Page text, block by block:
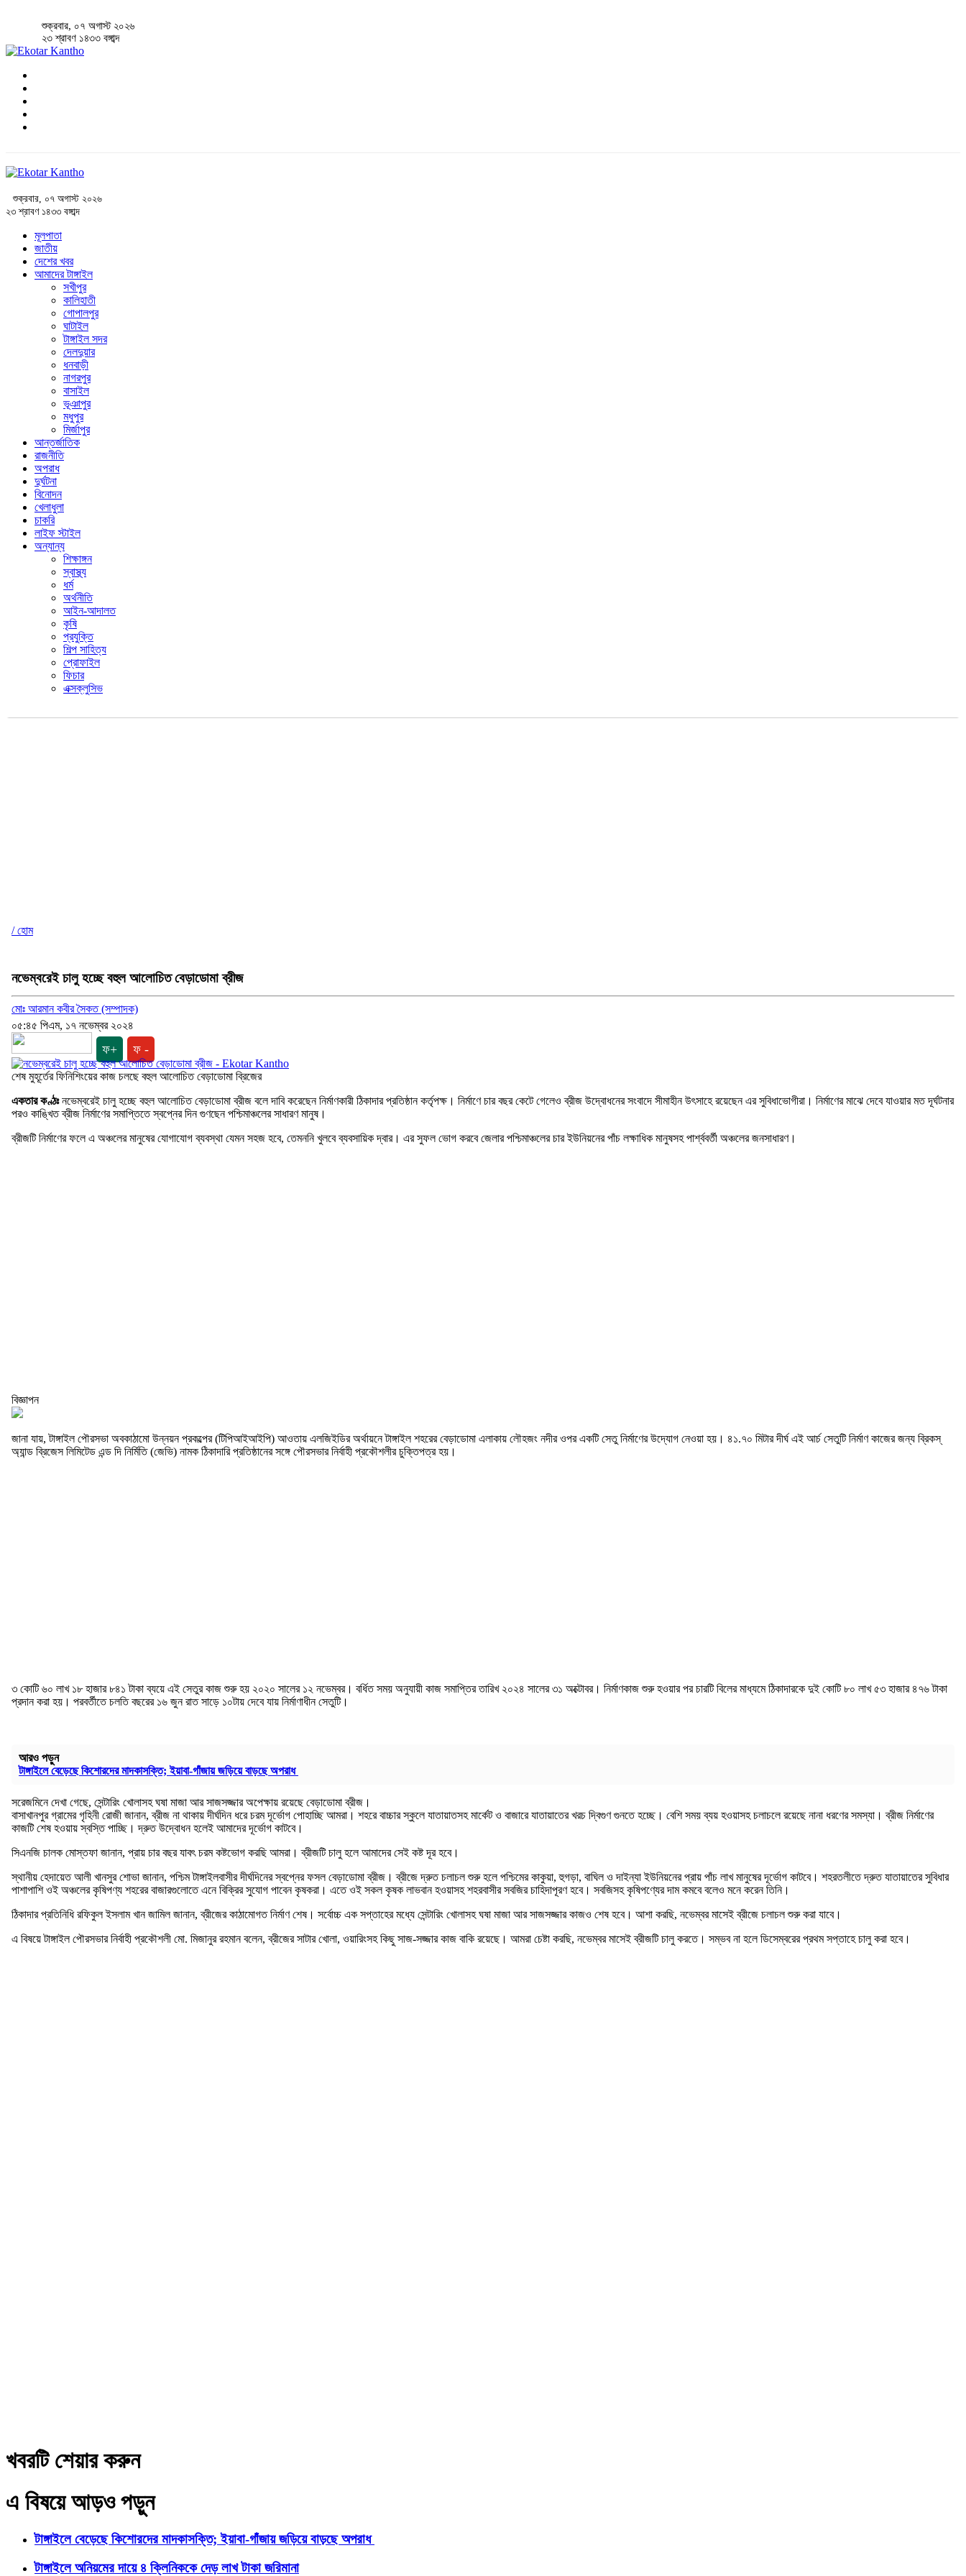
শুক্রবার, ০৭ অগাস্ট ২০২৬
২৩ শ্রাবণ ১৪৩৩ বঙ্গাব্দ
শুক্রবার, ০৭ অগাস্ট ২০২৬
২৩ শ্রাবণ ১৪৩৩ বঙ্গাব্দ
মূলপাতা
জাতীয়
দেশের খবর
আমাদের টাঙ্গাইল
সখীপুর
কালিহাতী
গোপালপুর
ঘাটাইল
টাঙ্গাইল সদর
দেলদুয়ার
ধনবাড়ী
নাগরপুর
বাসাইল
ভূঞাপুর
মধুপুর
মির্জাপুর
আন্তর্জাতিক
রাজনীতি
অপরাধ
দুর্ঘটনা
বিনোদন
খেলাধুলা
চাকরি
লাইফ স্টাইল
অন্যান্য
শিক্ষাঙ্গন
স্বাস্থ্য
ধর্ম
অর্থনীতি
আইন-আদালত
কৃষি
প্রযুক্তি
শিল্প সাহিত্য
প্রোফাইল
ফিচার
এক্সক্লুসিভ
/ হোম
নভেম্বরেই চালু হচ্ছে বহুল আলোচিত বেড়াডোমা ব্রীজ
মোঃ আরমান কবীর সৈকত (সম্পাদক)
০৫:৪৫ পিএম, ১৭ নভেম্বর ২০২৪
ফ+ ফ -
শেষ মুহূর্তের ফিনিশিংয়ের কাজ চলছে বহুল আলোচিত বেড়াডোমা ব্রিজের
একতার কণ্ঠঃনভেম্বরেই চালু হচ্ছে বহুল আলোচিত বেড়াডোমা ব্রীজ বলে দাবি করেছেন নির্মাণকারী ঠিকাদার প্রতিষ্ঠান কর্তৃপক্ষ। নির্মাণে চার বছর কেটে গেলেও ব্রীজ উদ্বোধনের সংবাদে সীমাহীন উৎসাহে রয়েছেন এর সুবিধাভোগীরা। নির্মাণের মাঝে দেবে যাওয়ার মত দূর্ঘটনার
পরও কাঙ্খিত ব্রীজ নির্মাণের সমাপ্তিতে স্বপ্নের দিন গুণছেন পশ্চিমাঞ্চলের সাধারণ মানুষ।
ব্রীজটি নির্মাণের ফলে এ অঞ্চলের মানুষের যোগাযোগ ব্যবস্থা যেমন সহজ হবে, তেমননি খুলবে ব্যবসায়িক দ্বার। এর সুফল ভোগ করবে জেলার পশ্চিমাঞ্চলের চার ইউনিয়নের পাঁচ লক্ষাধিক মানুষসহ পার্শ্ববর্তী অঞ্চলের জনসাধারণ।
বিজ্ঞাপন
জানা যায়, টাঙ্গাইল পৌরসভা অবকাঠামো উন্নয়ন প্রকল্পের (টিপিআইআইপি) আওতায় এলজিইডির অর্থায়নে টাঙ্গাইল শহরের বেড়াডোমা এলাকায় লৌহজং নদীর ওপর একটি সেতু নির্মাণের উদ্যোগ নেওয়া হয়। ৪১.৭০ মিটার দীর্ঘ এই আর্চ সেতুটি নির্মাণ কাজের জন্য ব্রিকস্
অ্যান্ড ব্রিজেস লিমিটেড এন্ড দি নির্মিতি (জেভি) নামক ঠিকাদারি প্রতিষ্ঠানের সঙ্গে পৌরসভার নির্বাহী প্রকৌশলীর চুক্তিপত্র হয়।
৩ কোটি ৬০ লাখ ১৮ হাজার ৮৪১ টাকা ব্যয়ে এই সেতুর কাজ শুরু হয় ২০২০ সালের ১২ নভেম্বর। বর্ধিত সময় অনুযায়ী কাজ সমাপ্তির তারিখ ২০২৪ সালের ৩১ অক্টোবর। নির্মাণকাজ শুরু হওয়ার পর চারটি বিলের মাধ্যমে ঠিকাদারকে দুই কোটি ৮০ লাখ ৫৩ হাজার ৪৭৬ টাকা
প্রদান করা হয়। পরবর্তীতে চলতি বছরের ১৬ জুন রাত সাড়ে ১০টায় দেবে যায় নির্মাণাধীন সেতুটি।
আরও পড়ুন
টাঙ্গাইলে বেড়েছে কিশোরদের মাদকাসক্তি; ইয়াবা-গাঁজায় জড়িয়ে বাড়ছে অপরাধ
সরেজমিনে দেখা গেছে, সেন্টারিং খোলাসহ ঘষা মাজা আর সাজসজ্জার অপেক্ষায় রয়েছে বেড়াডোমা ব্রীজ।
বাসাখানপুর গ্রামের গৃহিনী রোজী জানান, ব্রীজ না থাকায় দীর্ঘদিন ধরে চরম দূর্ভোগ পোহাচ্ছি আমরা। শহরে বাচ্চার স্কুলে যাতায়াতসহ মার্কেট ও বাজারে যাতায়াতের খরচ দ্বিগুণ গুনতে হচ্ছে। বেশি সময় ব্যয় হওয়াসহ চলাচলে রয়েছে নানা ধরণের সমস্যা। ব্রীজ নির্মাণের
কাজটি শেষ হওয়ায় স্বস্তি পাচ্ছি। দ্রুত উদ্বোধন হলেই আমাদের দূর্ভোগ কাটবে।
সিএনজি চালক মোস্তফা জানান, প্রায় চার বছর যাবৎ চরম কষ্টভোগ করছি আমরা। ব্রীজটি চালু হলে আমাদের সেই কষ্ট দূর হবে।
স্থানীয় হেদায়েত আলী খানসুর শোভা জানান, পশ্চিম টাঙ্গাইলবাসীর দীর্ঘদিনের স্বপ্নের ফসল বেড়াডোমা ব্রীজ। ব্রীজে দ্রুত চলাচল শুরু হলে পশ্চিমের কাকুয়া, হুগড়া, বাঘিল ও দাইন্যা ইউনিয়নের প্রায় পাঁচ লাখ মানুষের দূর্ভোগ কাটবে। শহরতলীতে দ্রুত যাতায়াতের সুবিধার
পাশাপাশি ওই অঞ্চলের কৃষিপণ্য শহরের বাজারগুলোতে এনে বিক্রির সুযোগ পাবেন কৃষকরা। এতে ওই সকল কৃষক লাভবান হওয়াসহ শহরবাসীর সবজির চাহিদাপূরণ হবে। সবজিসহ কৃষিপণ্যের দাম কমবে বলেও মনে করেন তিনি।
ঠিকাদার প্রতিনিধি রফিকুল ইসলাম খান জামিল জানান, ব্রীজের কাঠামোগত নির্মাণ শেষ। সর্বোচ্চ এক সপ্তাহের মধ্যে সেন্টারিং খোলাসহ ঘষা মাজা আর সাজসজ্জার কাজও শেষ হবে। আশা করছি, নভেম্বর মাসেই ব্রীজে চলাচল শুরু করা যাবে।
এ বিষয়ে টাঙ্গাইল পৌরসভার নির্বাহী প্রকৌশলী মো. মিজানুর রহমান বলেন, ব্রীজের সাটার খোলা, ওয়ারিংসহ কিছু সাজ-সজ্জার কাজ বাকি রয়েছে। আমরা চেষ্টা করছি, নভেম্বর মাসেই ব্রীজটি চালু করতে। সম্ভব না হলে ডিসেম্বরের প্রথম সপ্তাহে চালু করা হবে।
খবরটি শেয়ার করুন
এ বিষয়ে আড়ও পড়ুন
টাঙ্গাইলে বেড়েছে কিশোরদের মাদকাসক্তি; ইয়াবা-গাঁজায় জড়িয়ে বাড়ছে অপরাধ
টাঙ্গাইলে অনিয়মের দায়ে ৪ ক্লিনিককে দেড় লাখ টাকা জরিমানা